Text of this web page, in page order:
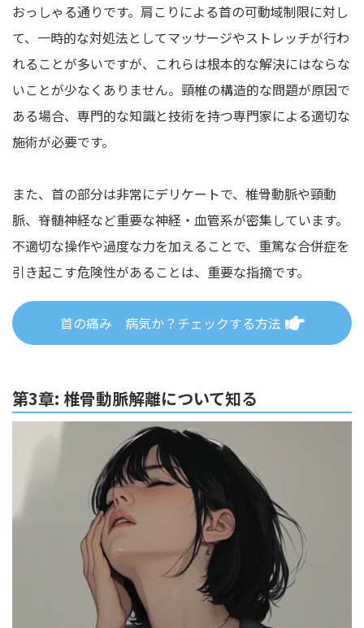
おっしゃる通りです。肩こりによる首の可動域制限に対し
て、一時的な対処法としてマッサージやストレッチが行わ
れることが多いですが、これらは根本的な解決にはならな
いことが少なくありません。頸椎の構造的な問題が原因で
ある場合、専門的な知識と技術を持つ専門家による適切な
施術が必要です。
また、首の部分は非常にデリケートで、椎骨動脈や頸動
脈、脊髄神経など重要な神経・血管系が密集しています。
不適切な操作や過度な力を加えることで、重篤な合併症を
引き起こす危険性があることは、重要な指摘です。
首の痛み 病気か？チェックする方法
第3章: 椎骨動脈解離について知る